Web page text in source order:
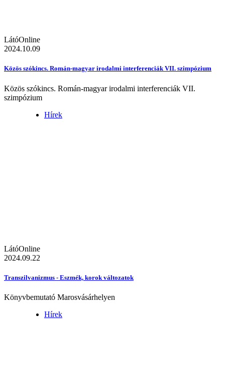
LátóOnline
2024.10.09
Közös szókincs. Román-magyar irodalmi interferenciák VII. szimpózium
Közös szókincs. Román-magyar irodalmi interferenciák VII.
szimpózium
Hírek
LátóOnline
2024.09.22
Transzilvanizmus - Eszmék, korok változatok
Könyvbemutató Marosvásárhelyen
Hírek